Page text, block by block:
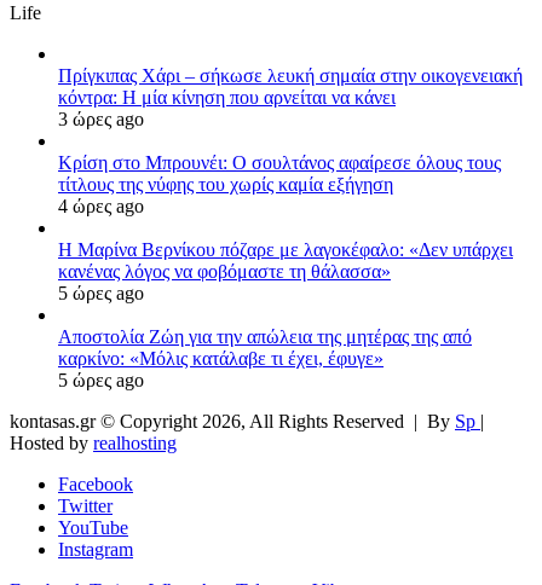
Life
Πρίγκιπας Χάρι – σήκωσε λευκή σημαία στην οικογενειακή
κόντρα: Η μία κίνηση που αρνείται να κάνει
3 ώρες ago
Κρίση στο Μπρουνέι: Ο σουλτάνος αφαίρεσε όλους τους
τίτλους της νύφης του χωρίς καμία εξήγηση
4 ώρες ago
Η Μαρίνα Βερνίκου πόζαρε με λαγοκέφαλο: «Δεν υπάρχει
κανένας λόγος να φοβόμαστε τη θάλασσα»
5 ώρες ago
Αποστολία Ζώη για την απώλεια της μητέρας της από
καρκίνο: «Μόλις κατάλαβε τι έχει, έφυγε»
5 ώρες ago
kontasas.gr © Copyright 2026, All Rights Reserved | By Sp |
Hosted by realhosting
Facebook
Twitter
YouTube
Instagram